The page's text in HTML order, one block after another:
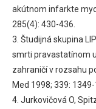
akútnom infarkte
285(4): 430-436.
3. Študijná skupina
smrti pravastatínom
zahraničí v rozsahu
Med 1998; 339: 1349-
4. Jurkovičová O,